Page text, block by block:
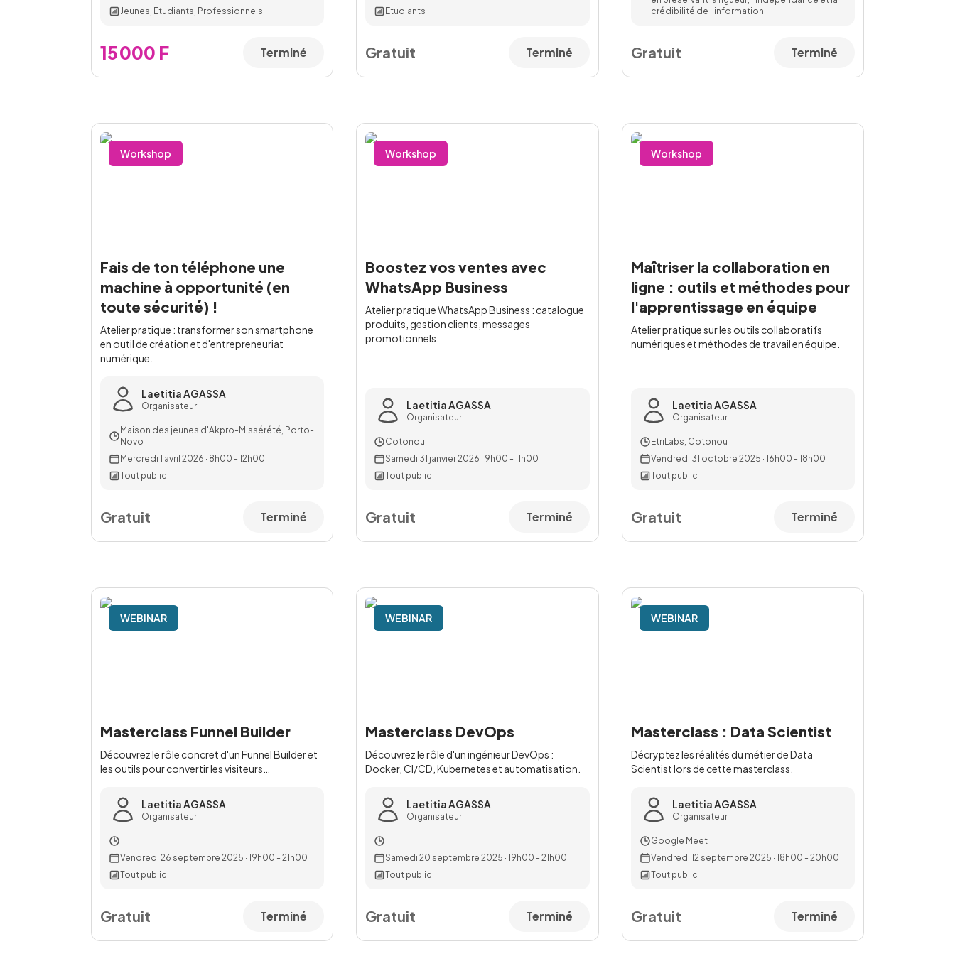
Jeunes, Etudiants, Professionnels
15 000 F Terminé
Etudiants
Gratuit Terminé
crédibilité de l'information.
Gratuit Terminé
Workshop
Fais de ton téléphone une
machine à opportunité (en
toute sécurité) !
Atelier pratique : transformer son smartphone
en outil de création et d'entrepreneuriat
numérique.
Laetitia AGASSA
Organisateur
Maison des jeunes d'Akpro-Missérété, Porto-
Novo
Mercredi 1 avril 2026 · 8h00 - 12h00
Tout public
Gratuit Terminé
Workshop
Boostez vos ventes avec
WhatsApp Business
Atelier pratique WhatsApp Business : catalogue
produits, gestion clients, messages
promotionnels.
Laetitia AGASSA
Organisateur
Cotonou
Samedi 31 janvier 2026 · 9h00 - 11h00
Tout public
Gratuit Terminé
Workshop
Maîtriser la collaboration en
ligne : outils et méthodes pour
l'apprentissage en équipe
Atelier pratique sur les outils collaboratifs
numériques et méthodes de travail en équipe.
Laetitia AGASSA
Organisateur
EtriLabs, Cotonou
Vendredi 31 octobre 2025 · 16h00 - 18h00
Tout public
Gratuit Terminé
WEBINAR
Masterclass Funnel Builder
Découvrez le rôle concret d'un Funnel Builder et
les outils pour convertir les visiteurs
Laetitia AGASSA
Organisateur
Vendredi 26 septembre 2025 · 19h00 - 21h00
Tout public
Gratuit Terminé
WEBINAR
Masterclass DevOps
Découvrez le rôle d'un ingénieur DevOps :
Docker, CI/CD, Kubernetes et automatisation.
Laetitia AGASSA
Organisateur
Samedi 20 septembre 2025 ·19h00 - 21h00
Tout public
Gratuit Terminé
WEBINAR
Masterclass : Data Scientist
Décryptez les réalités du métier de Data
Scientist lors de cette masterclass.
Laetitia AGASSA
Organisateur
Google Meet
Vendredi 12 septembre 2025 · 18h00 - 20h00
Tout public
Gratuit Terminé